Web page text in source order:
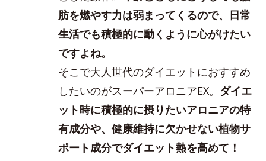
肪を燃やす力は弱まってくるので、日常
生活でも積極的に動くように心がけたい
ですよね。
そこで大人世代のダイエットにおすすめ
したいのがスーパーアロニアEX。 ダイエ
ット時に積極的に摂りたいアロニアの特
有成分や、健康維持に欠かせない植物サ
ポート成分でダイエット熱を高めて！